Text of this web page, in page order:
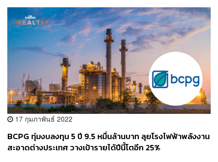
17 กุมภาพันธ์ 2022
BCPG ทุ่มงบลงทุน 5 ปี 9.5 หมื่นล้านบาท ลุยโรงไฟฟ้าพลังงาน
สะอาดต่างประเทศ วางเป้ารายได้ปีนี้โตอีก 25%